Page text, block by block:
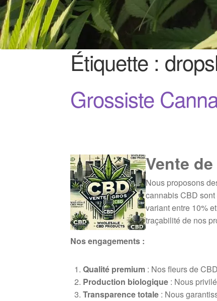
Étiquette :
Grossiste
Vente
Nous proposons
cannabis CBD
variant entre 10%
traçabilité de nos
Nos engagements :
Qualité premium : Nos fleurs de
Production biologique : Nous
Transparence totale : Nous